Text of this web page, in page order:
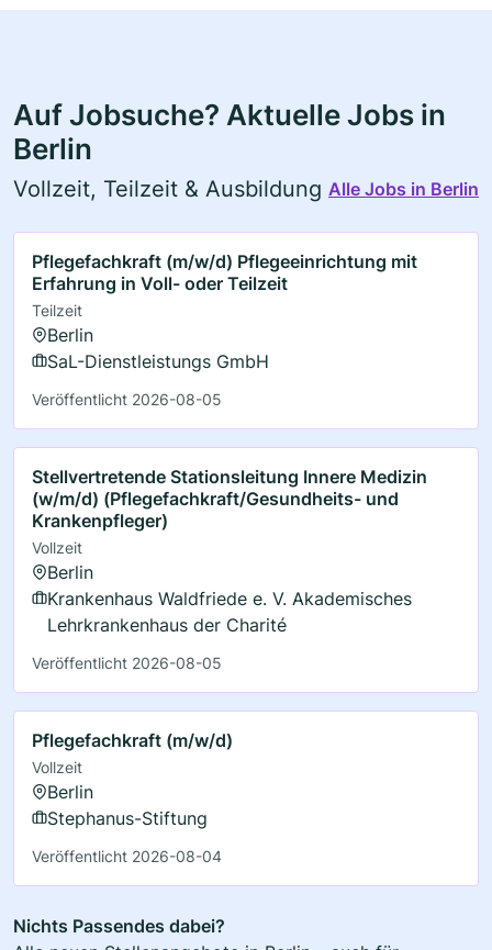
Auf Jobsuche? Aktuelle Jobs in
Berlin
Vollzeit, Teilzeit & Ausbildung Alle Jobs in Berlin
Pflegefachkraft (m/w/d) Pflegeeinrichtung mit
Erfahrung in Voll- oder Teilzeit
Teilzeit
Berlin
SaL-Dienstleistungs GmbH
Veröffentlicht 2026-08-05
Stellvertretende Stationsleitung Innere Medizin
(w/m/d) (Pflegefachkraft/Gesundheits- und
Krankenpfleger)
Vollzeit
Berlin
Krankenhaus Waldfriede e. V. Akademisches
Lehrkrankenhaus der Charité
Veröffentlicht 2026-08-05
Pflegefachkraft (m/w/d)
Vollzeit
Berlin
Stephanus-Stiftung
Veröffentlicht 2026-08-04
Nichts Passendes dabei?